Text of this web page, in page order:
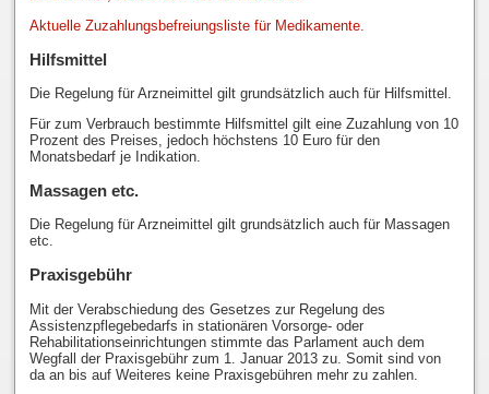
Aktuelle Zuzahlungsbefreiungsliste für Medikamente.
Hilfsmittel
Die Regelung für Arzneimittel gilt grundsätzlich auch für Hilfsmittel.
Für zum Verbrauch bestimmte Hilfsmittel gilt eine Zuzahlung von 10
Prozent des Preises, jedoch höchstens 10 Euro für den
Monatsbedarf je Indikation.
Massagen etc.
Die Regelung für Arzneimittel gilt grundsätzlich auch für Massagen
etc.
Praxisgebühr
Mit der Verabschiedung des Gesetzes zur Regelung des
Assistenzpflegebedarfs in stationären Vorsorge- oder
Rehabilitationseinrichtungen stimmte das Parlament auch dem
Wegfall der Praxisgebühr zum 1. Januar 2013 zu. Somit sind von
da an bis auf Weiteres keine Praxisgebühren mehr zu zahlen.